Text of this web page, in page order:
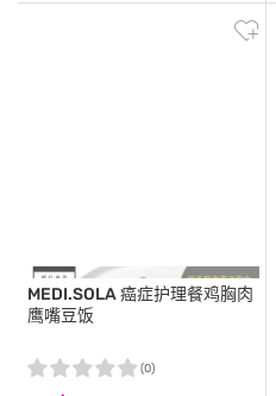
MEDI.SOLA癌症护理餐鸡胸肉
鹰嘴豆饭
(0)